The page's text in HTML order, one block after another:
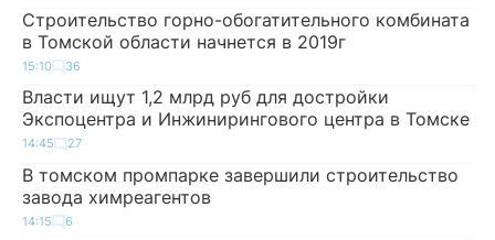
Строительство горно-обогатительного комбината
в Томской области начнется в 2019г
15:10 36
Власти ищут 1,2 млрд руб для достройки
Экспоцентра и Инжинирингового центра в Томске
14:45 27
В томском промпарке завершили строительство
завода химреагентов
14:15 6